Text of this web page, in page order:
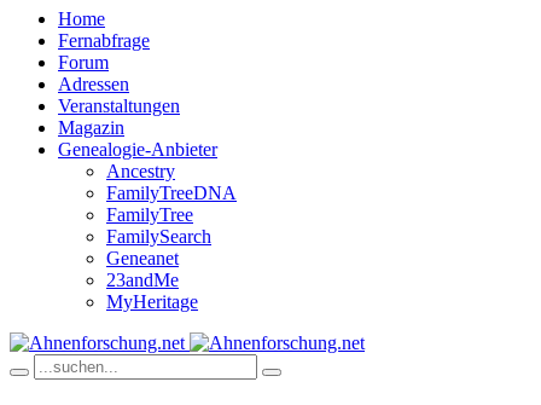
Home
Fernabfrage
Forum
Adressen
Veranstaltungen
Magazin
Genealogie-Anbieter
Ancestry
FamilyTreeDNA
FamilyTree
FamilySearch
Geneanet
23andMe
MyHeritage